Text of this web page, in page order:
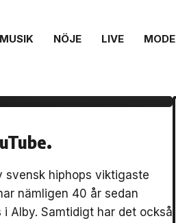
MUSIK NÖJE LIVE MODE
30 år
svensk hiphops viktigaste
nämligen 40 år sedan
Alby. Samtidigt har det också